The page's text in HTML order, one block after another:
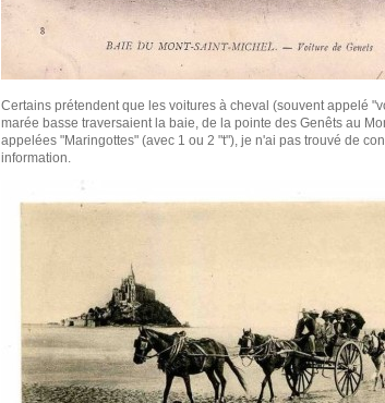
Certains prétendent que les voitures à cheval (souvent appelé
marée basse traversaient la baie, de la pointe des Genêts au
appelées "Maringottes" (avec 1 ou 2 "t"), je n'ai pas trouvé de
information.